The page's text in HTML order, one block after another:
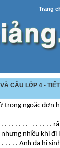
Trang
CÂU LỚP 4 -
trong ngoặc đơn
. . . . . . . . . . . . .
nhưng nhiều khi đi
. . . . Anh đã hi